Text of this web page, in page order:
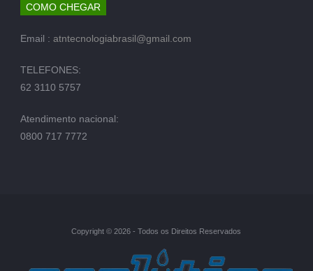
COMO CHEGAR
Email : atntecnologiabrasil@gmail.com
TELEFONES:
62 3110 5757
Atendimento nacional:
0800 717 7772
Copyright © 2026 - Todos os Direitos Reservados